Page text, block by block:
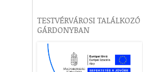
TESTVÉRVÁROSI TALÁLKOZÓ
GÁRDONYBAN